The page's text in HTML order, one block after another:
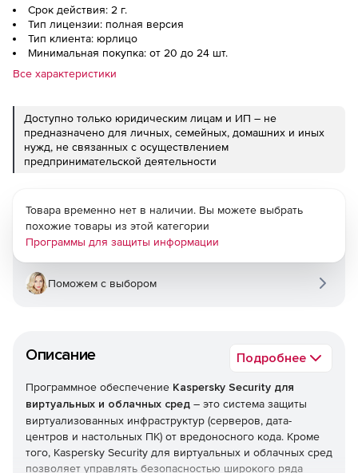
Срок действия: 2 г.
Тип лицензии: полная версия
Тип клиента: юрлицо
Минимальная покупка: от 20 до 24 шт.
Все характеристики
Доступно только юридическим лицам и ИП – не
предназначено для личных, семейных, домашних и иных
нужд, не связанных с осуществлением
предпринимательской деятельности
Описание Подробнее
Программное обеспечение Kaspersky Security для
виртуальных и облачных сред – это система защиты
виртуализованных инфраструктур (серверов, дата-
центров и настольных ПК) от вредоносного кода. Кроме
того, Kaspersky Security для виртуальных и облачных сред
позволяет управлять безопасностью широкого ряда
Товара временно нет в наличии. Вы можете выбрать
похожие товары из этой категории
Программы для защиты информации
Поможем с выбором